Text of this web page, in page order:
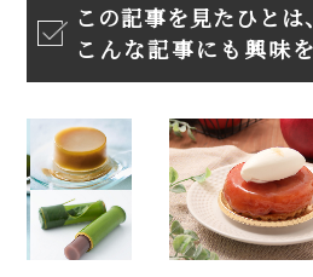
この記事を見たひとは、
こんな記事にも興味